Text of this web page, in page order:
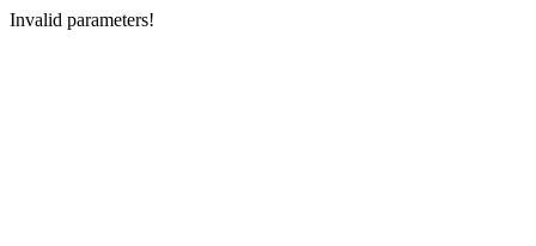
Invalid parameters!